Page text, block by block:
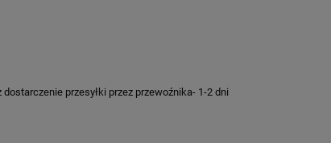
przesyłki przez przewoźnika- 1-2 dni